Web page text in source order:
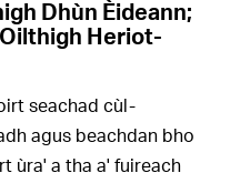
Dhùn Èideann;
Oilthigh Heriot-
seachad cùl-
agus beachdan bho
ùra' a tha a' fuireach